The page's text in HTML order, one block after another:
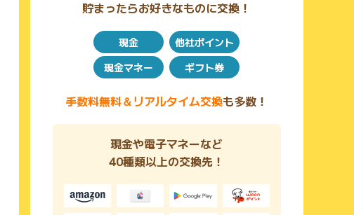
貯まったらお好きなものに交換！
現金
他社ポイント
現金マネー
ギフト券
手数料無料＆リアルタイム交換も多数！
現金や電子マネーなど
40種類以上の交換先！